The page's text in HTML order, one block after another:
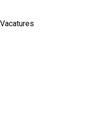
Vacatures